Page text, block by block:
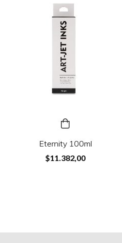
Eternity 100ml
$11.382,00